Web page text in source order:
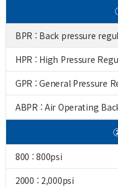
BPR : Back pressure
HPR : High Pressure
GPR : General Pressure
ABPR : Air Operating
800 : 800psi
2000 : 2,000psi